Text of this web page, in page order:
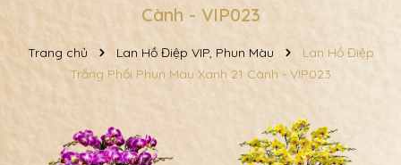
Cành - VIP023
Trang chủ Lan Hồ Điệp VIP, Phun Màu
Lan Hồ Điệp
Trắng Phối Phun Màu Xanh 21 Cành - VIP023